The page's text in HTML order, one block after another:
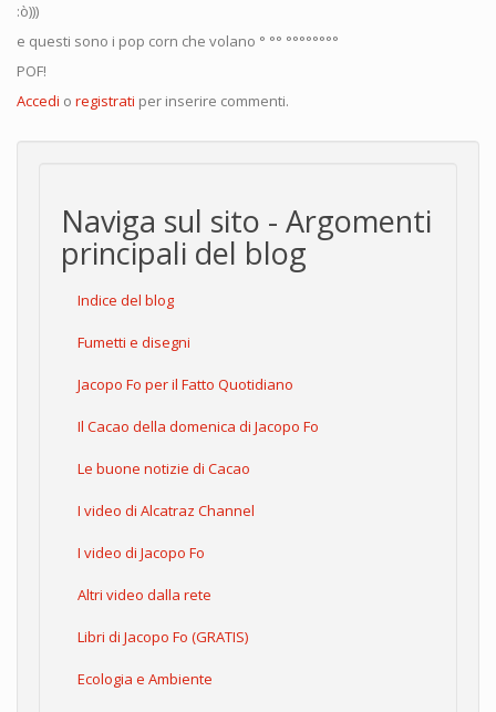
:ò)))
e questi sono i pop corn che volano ° °° °°°°°°°°
POF!
Accedi o registrati per inserire commenti.
Naviga sul sito - Argomenti
principali del blog
Indice del blog
Fumetti e disegni
Jacopo Fo per il Fatto Quotidiano
Il Cacao della domenica di Jacopo Fo
Le buone notizie di Cacao
I video di Alcatraz Channel
I video di Jacopo Fo
Altri video dalla rete
Libri di Jacopo Fo (GRATIS)
Ecologia e Ambiente